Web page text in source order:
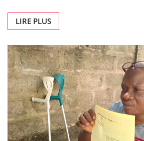
LIRE PLUS